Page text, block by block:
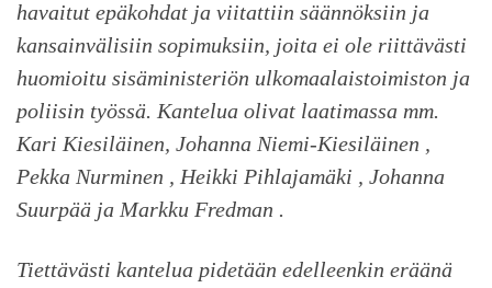
havaitut epäkohdat ja viitattiin säännöksiin ja
kansainvälisiin sopimuksiin, joita ei ole riittävästi
huomioitu sisäministeriön ulkomaalaistoimiston ja
poliisin työssä. Kantelua olivat laatimassa mm.
Kari Kiesiläinen, Johanna Niemi-Kiesiläinen ,
Pekka Nurminen , Heikki Pihlajamäki , Johanna
Suurpää ja Markku Fredman .
Tiettävästi kantelua pidetään edelleenkin eräänä